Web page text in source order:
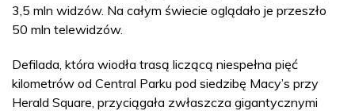
3,5 mln widzów. Na całym świecie oglądało je przeszło
50 mln telewidzów.
Defilada, która wiodła trasą liczącą niespełna pięć
kilometrów od Central Parku pod siedzibę Macy’s przy
Herald Square, przyciągała zwłaszcza gigantycznymi